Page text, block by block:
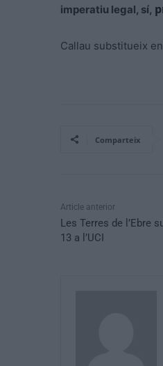
imperatiu legal, sí,
Callau substitueix
Comparteix
Article anterior
Les Terres de l’Ebre
13 a l’UCI